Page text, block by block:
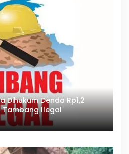
Dihukum Denda Rp1,2
Tambang Ilegal